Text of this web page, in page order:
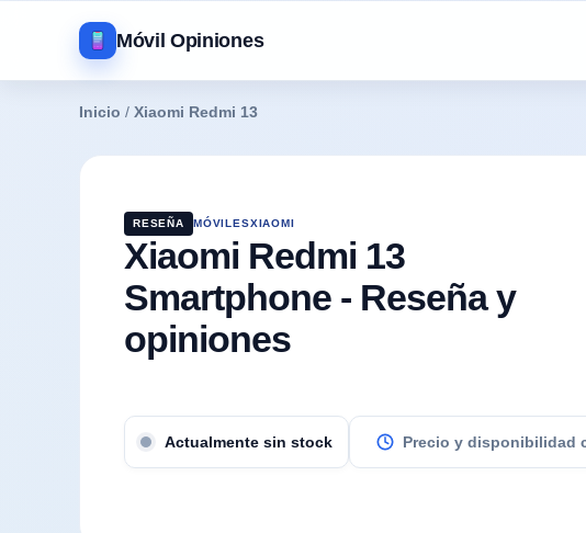
Móvil Opiniones
Inicio / Xiaomi Redmi 13
RESEÑA MÓVILESXIAOMI
Xiaomi Redmi 13
Smartphone - Reseña y
opiniones
Actualmente sin stock Precio y disponibilidad